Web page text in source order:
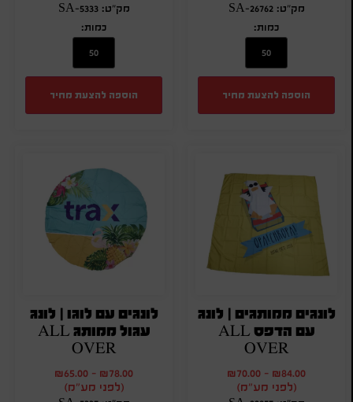
מק"ט: SA-26762
כמות:
הוספה להצעת מחיר
מק"ט: SA-5333
כמות:
הוספה להצעת מחיר
לונגים ממותגים | לונג
עם הדפס ALL
OVER
₪84.00
-
₪70.00
(לפני מע"מ)
לונגים עם לוגו | לונג
עגול ממותג ALL
OVER
₪78.00
-
₪65.00
(לפני מע"מ)